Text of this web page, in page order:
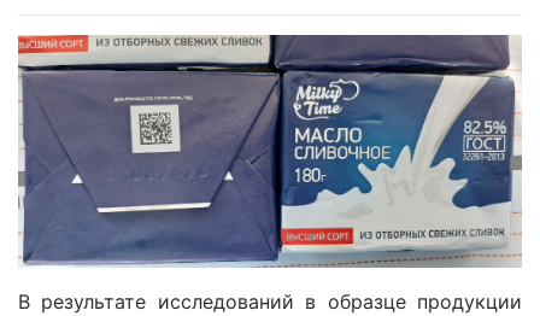
В результате исследований в образце продукции